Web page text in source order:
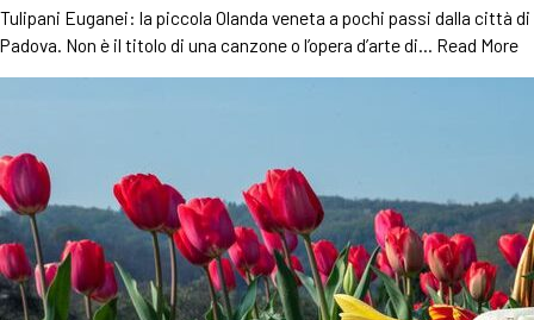
Tulipani Euganei: la piccola Olanda veneta a pochi passi dalla città di
Padova. Non è il titolo di una canzone o l’opera d’arte di… Read More